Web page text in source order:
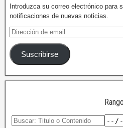
Introduzca su correo electrónico para
notificaciones de nuevas noticias.
Suscribirse